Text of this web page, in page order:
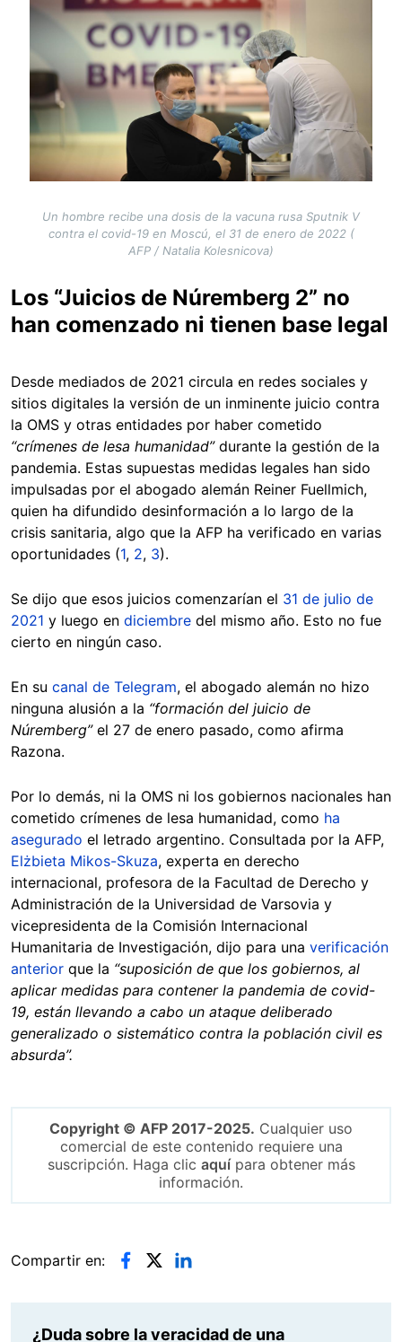
Un hombre recibe una dosis de la vacuna rusa Sputnik V
contra el covid-19 en Moscú, el 31 de enero de 2022 (
AFP / Natalia Kolesnicova)
Los “Juicios de Núremberg 2” no
han comenzado ni tienen base legal
Desde mediados de 2021 circula en redes sociales y
sitios digitales la versión de un inminente juicio contra
la OMS y otras entidades por haber cometido
“crímenes de lesa humanidad”durante la gestión de la
pandemia. Estas supuestas medidas legales han sido
impulsadas por el abogado alemán Reiner Fuellmich,
quien ha difundido desinformación a lo largo de la
crisis sanitaria, algo que la AFP ha verificado en varias
oportunidades (1, 2, 3).
Se dijo que esos juicios comenzarían el 31 de julio de
2021 y luego en diciembre del mismo año. Esto no fue
cierto en ningún caso.
En su canal de Telegram, el abogado alemán no hizo
ninguna alusión a la “formación del juicio de
Núremberg” el 27 de enero pasado, como afirma
Razona.
Por lo demás, ni la OMS ni los gobiernos nacionales han
cometido crímenes de lesa humanidad, como ha
asegurado el letrado argentino. Consultada por la AFP,
Elżbieta Mikos-Skuza, experta en derecho
internacional, profesora de la Facultad de Derecho y
Administración de la Universidad de Varsovia y
vicepresidenta de la Comisión Internacional
Humanitaria de Investigación, dijo para una verificación
anterior que la “suposición de que los gobiernos, al
aplicar medidas para contener la pandemia de covid-
19, están llevando a cabo un ataque deliberado
generalizado o sistemático contra la población civil es
absurda”.
Copyright © AFP 2017-2025. Cualquier uso
comercial de este contenido requiere una
suscripción. Haga clic aquípara obtener más
información.
Compartir en:
¿Duda sobre la veracidad de una